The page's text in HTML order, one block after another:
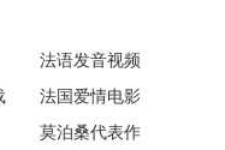
法语发音视频
法国爱情电影
莫泊桑代表作